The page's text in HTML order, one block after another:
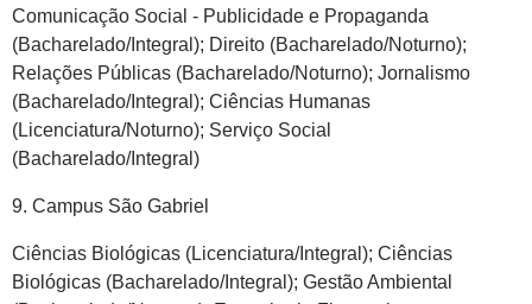
Comunicação Social - Publicidade e Propaganda
(Bacharelado/Integral); Direito (Bacharelado/Noturno);
Relações Públicas (Bacharelado/Noturno); Jornalismo
(Bacharelado/Integral); Ciências Humanas
(Licenciatura/Noturno); Serviço Social
(Bacharelado/Integral)
9. Campus São Gabriel
Ciências Biológicas (Licenciatura/Integral); Ciências
Biológicas (Bacharelado/Integral); Gestão Ambiental